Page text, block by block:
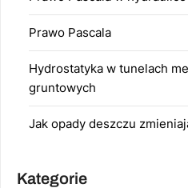
Prawo Pascala
Hydrostatyka w tunelach
gruntowych
Jak opady deszczu
Kategorie